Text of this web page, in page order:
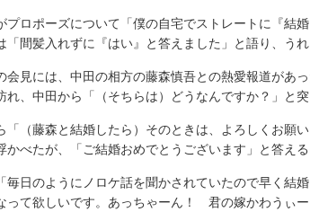
ロポーズについて「僕の自宅でストレートに『結
「間髪入れずに『はい』と答えました」と語り、うれ
見には、中田の相方の藤森慎吾との熱愛報道があ
れ、中田から「（そちらは）どうなんですか？」と突
（藤森と結婚したら）そのときは、よろしくお願
かべたが、「ご結婚おめでとうございます」と答える
日のようにノロケ話を聞かされていたので早く結婚
って欲しいです。あっちゃーん！ 君の嫁かわうぃ